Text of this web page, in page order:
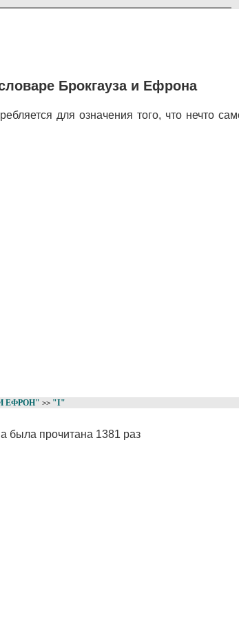
Брокгауза и Ефрона
для означения того, что нечто
ЕФРОН" >> "I"
была прочитана 1381 раз